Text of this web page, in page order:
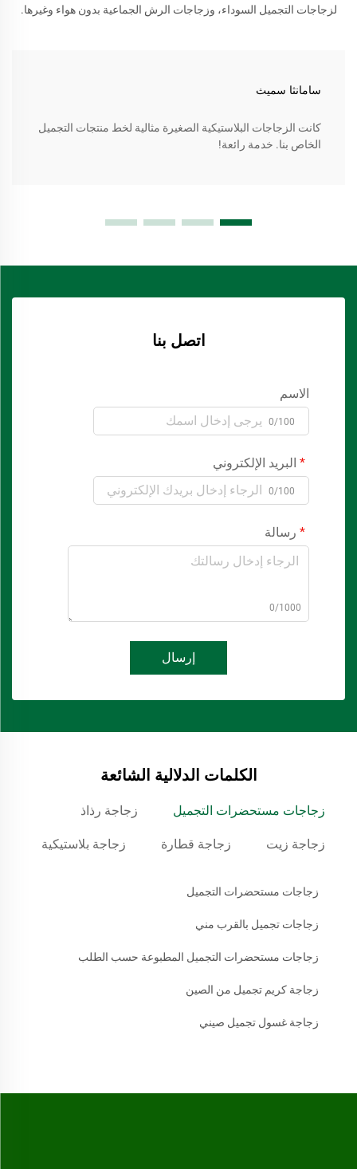
لزجاجات التجميل السوداء، وزجاجات الرش الجماعية بدون هواء وغيرها.
سامانثا سميث
كانت الزجاجات البلاستيكية الصغيرة مثالية لخط منتجات التجميل
الخاص بنا. خدمة رائعة!
اتصل بنا
الاسم
0/100
البريد الإلكتروني
0/100
رسالة
0/1000
إرسال
الكلمات الدلالية الشائعة
زجاجات مستحضرات التجميل زجاجة رذاذ
زجاجة زيت زجاجة قطارة زجاجة بلاستيكية
زجاجات مستحضرات التجميل
زجاجات تجميل بالقرب مني
زجاجات مستحضرات التجميل المطبوعة حسب الطلب
زجاجة كريم تجميل من الصين
زجاجة غسول تجميل صيني